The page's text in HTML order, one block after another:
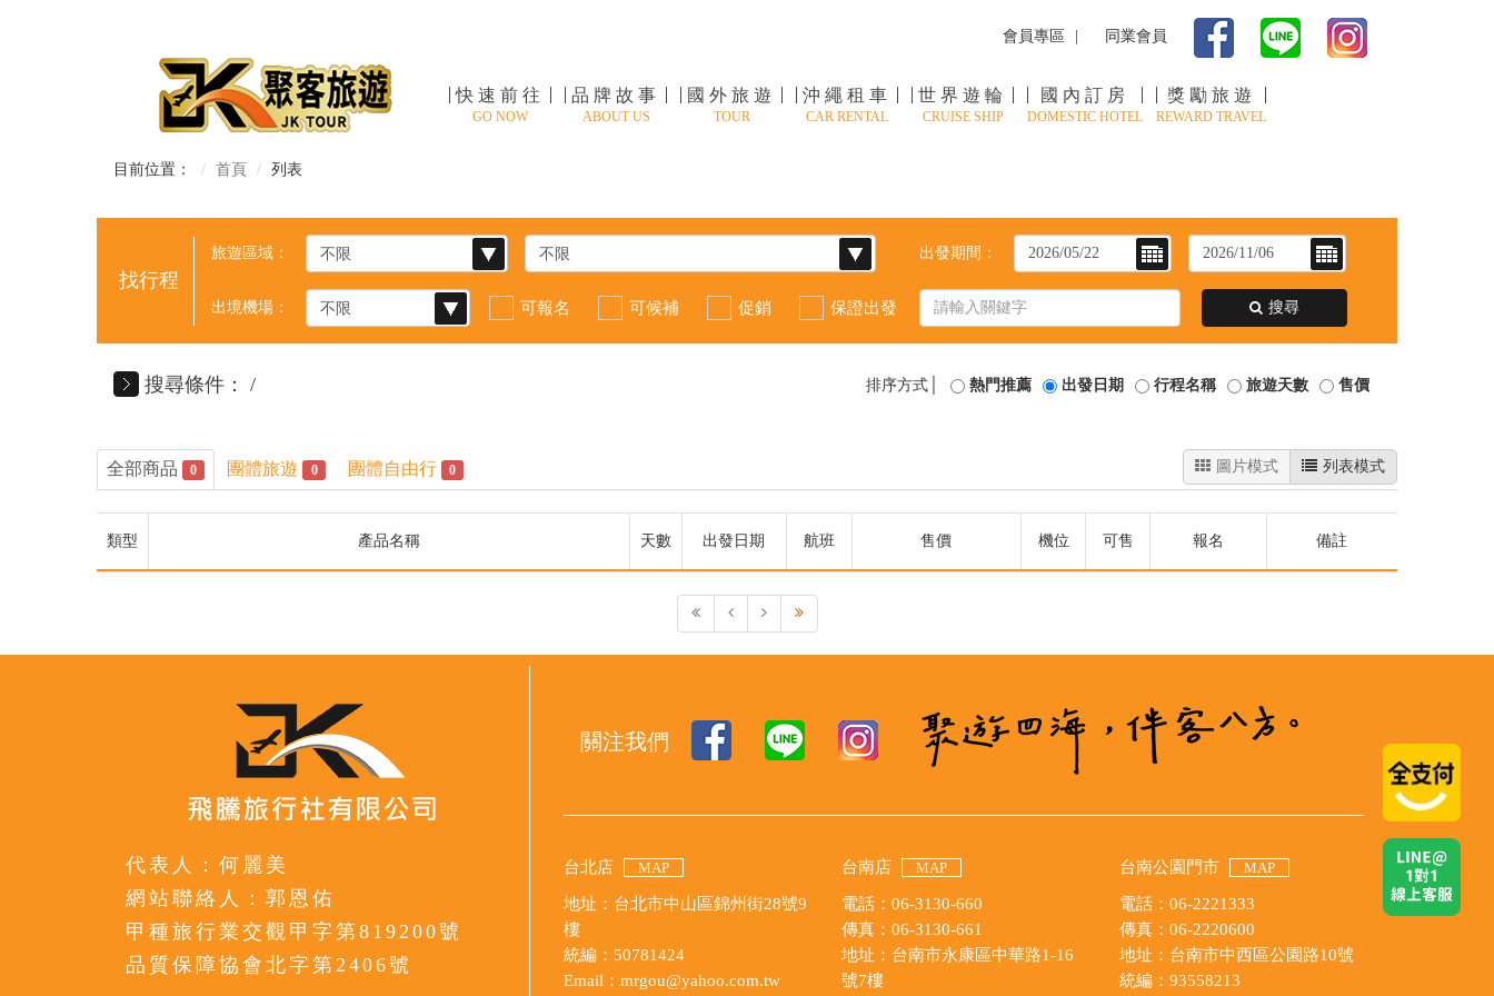
會員專區 同業會員
快速前往
GO NOW
品牌故事
ABOUT US
國外旅遊
TOUR
沖繩租車
CAR RENTAL
世界遊輪
CRUISE SHIP
國內訂房
DOMESTIC HOTEL
獎勵旅遊
REWARD TRAVEL
目前位置： 首頁 列表
旅遊區域： 出發期間：
出境機場： 可報名 可候補 促銷 保證出發 搜尋
搜尋條件： 排序方式│ 熱門推薦 出發日期 行程名稱 旅遊天數 售價
全部商品 0 團體旅遊 0 團體自由行 0 圖片模式 列表模式
類型 產品名稱 天數 出發日期 航班 售價 機位 可售 報名 備註
代表人：何麗美
網站聯絡人：郭恩佑
甲種旅行業交觀甲字第819200號
品質保障協會北字第2406號
關注我們
台北店 MAP
地址：台北市中山區錦州街28號9
樓
統編：50781424
Email：mrgou@yahoo.com.tw
台南店 MAP
電話：06-3130-660
傳真：06-3130-661
地址：台南市永康區中華路1-16
號7樓
台南公園門市 MAP
電話：06-2221333
傳真：06-2220600
地址：台南市中西區公園路10號
統編：93558213